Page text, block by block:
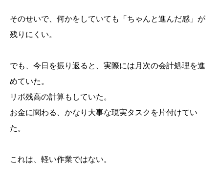
そのせいで、何かをしていても「ちゃんと進んだ感」が
残りにくい。
でも、今日を振り返ると、実際には月次の会計処理を進
めていた。
リボ残高の計算もしていた。
お金に関わる、かなり大事な現実タスクを片付けてい
た。
これは、軽い作業ではない。